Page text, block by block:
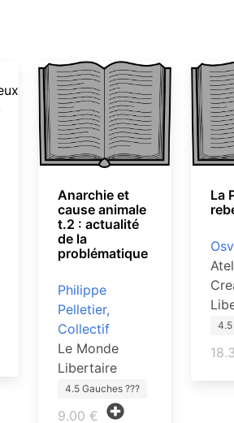
Anarchie et
cause animale
t.2 : actualité
de la
problématique
Philippe
Pelletier,
Collectif
Le Monde
Libertaire
4.5 Gauches ???
9.00 €
La
4.5